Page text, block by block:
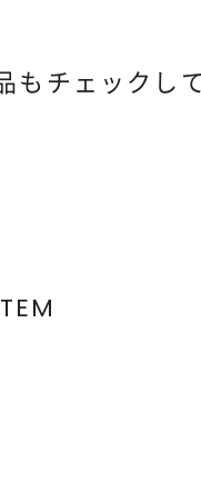
もチェックし